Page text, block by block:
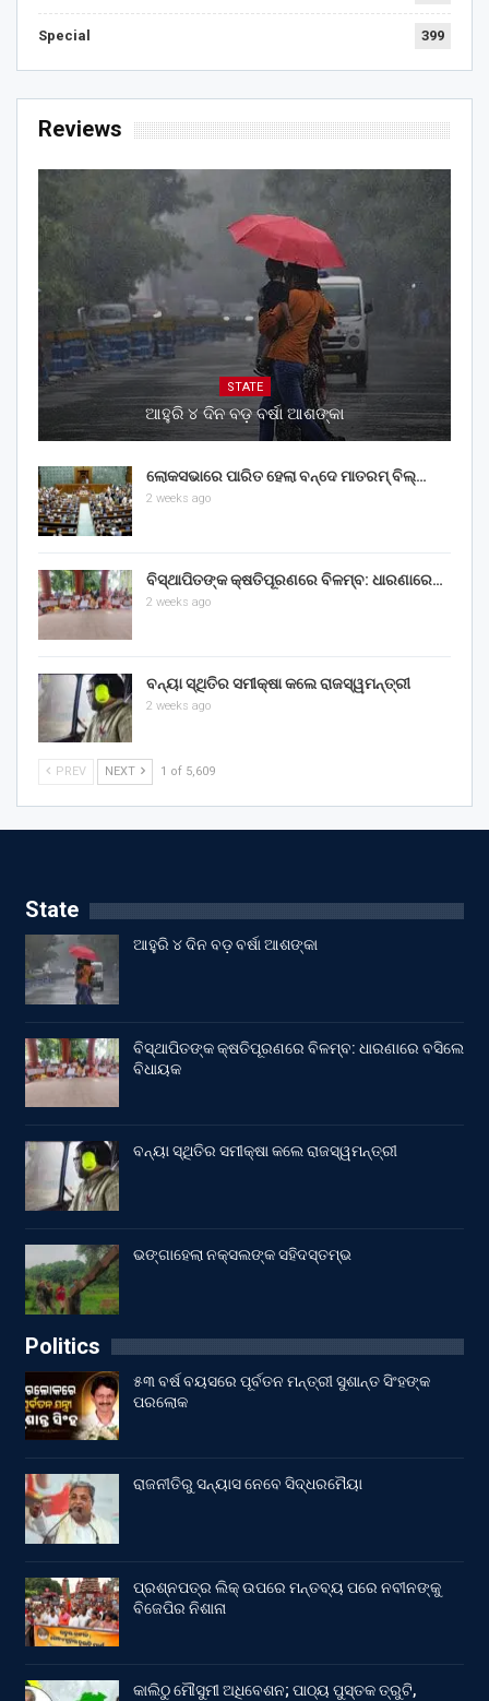
Special 399
Reviews
STATE
ଆହୁରି ୪ ଦିନ ବଡ଼ ବର୍ଷା ଆଶଙ୍କା
ଲୋକସଭାରେ ପାରିତ ହେଲା ବନ୍ଦେ ମାତରମ୍‌ ବିଲ୍‌…
2 weeks ago
ବିସ୍ଥାପିତଙ୍କ କ୍ଷତିପୂରଣରେ ବିଳମ୍ବ: ଧାରଣାରେ…
2 weeks ago
ବନ୍ୟା ସ୍ଥିତିର ସମୀକ୍ଷା କଲେ ରାଜସ୍ୱମନ୍ତ୍ରୀ
2 weeks ago
PREV NEXT 1 of 5,609
State
ଆହୁରି ୪ ଦିନ ବଡ଼ ବର୍ଷା ଆଶଙ୍କା
ବିସ୍ଥାପିତଙ୍କ କ୍ଷତିପୂରଣରେ ବିଳମ୍ବ: ଧାରଣାରେ ବସିଲେ
ବିଧାୟକ
ବନ୍ୟା ସ୍ଥିତିର ସମୀକ୍ଷା କଲେ ରାଜସ୍ୱମନ୍ତ୍ରୀ
ଭଙ୍ଗାହେଲା ନକ୍ସଲଙ୍କ ସହିଦସ୍ତମ୍ଭ
Politics
୫୩ ବର୍ଷ ବୟସରେ ପୂର୍ବତନ ମନ୍ତ୍ରୀ ସୁଶାନ୍ତ ସିଂହଙ୍କ
ପରଲୋକ
ରାଜନୀତିରୁ ସନ୍ୟାସ ନେବେ ସିଦ୍ଧରମୈୟା
ପ୍ରଶ୍ନପତ୍ର ଲିକ୍ ଉପରେ ମନ୍ତବ୍ୟ ପରେ ନବୀନଙ୍କୁ
ବିଜେପିର ନିଶାନା
କାଲିଠୁ ମୌସୁମୀ ଅଧିବେଶନ; ପାଠ୍ୟ ପୁସ୍ତକ ତ୍ରୁଟି,